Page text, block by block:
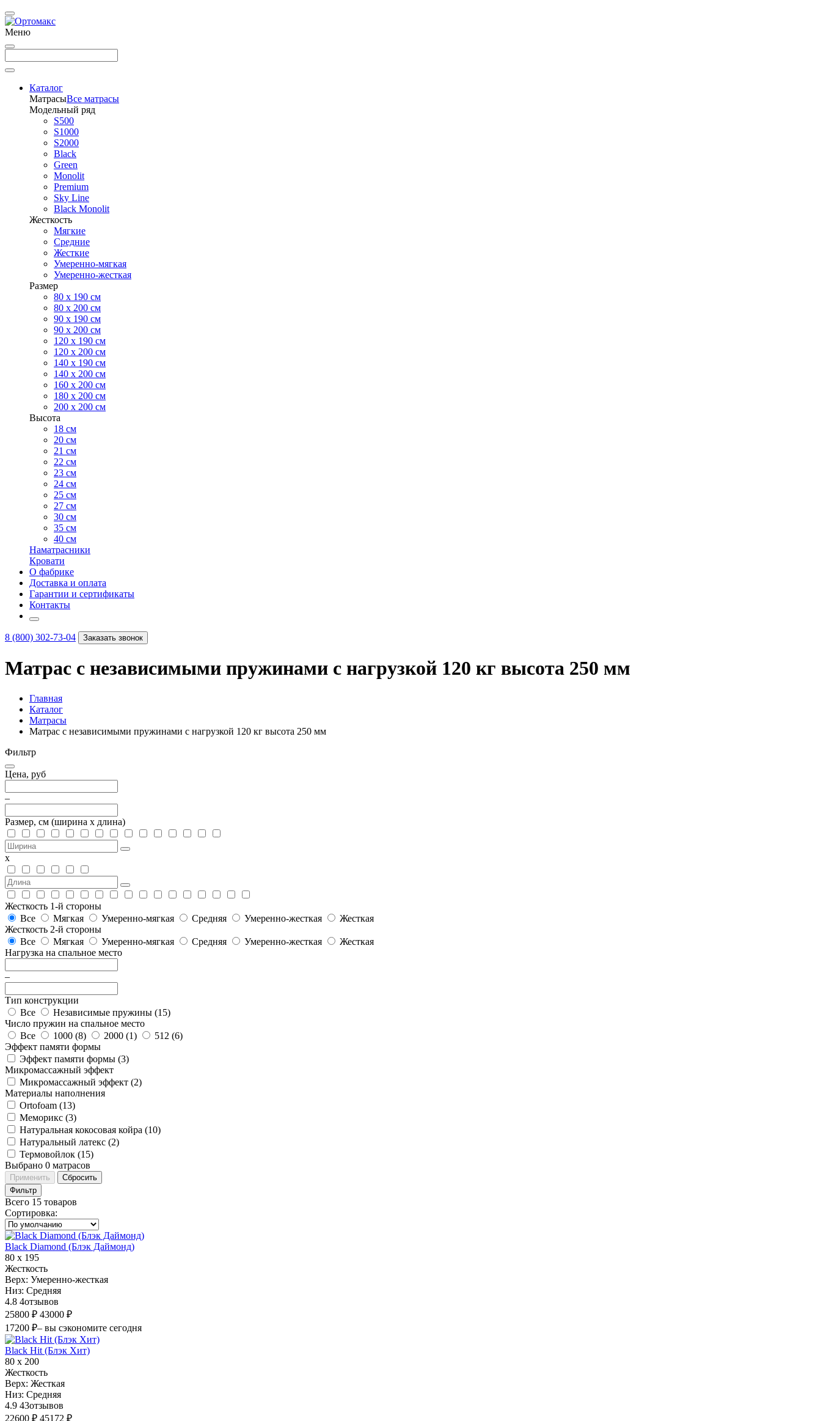
Меню
Каталог
МатрасыВсе матрасы
Модельный ряд
S500
S1000
S2000
Black
Green
Monolit
Premium
Sky Line
Black Monolit
Жесткость
Мягкие
Средние
Жесткие
Умеренно-мягкая
Умеренно-жесткая
Размер
80 х 190 см
80 х 200 см
90 х 190 см
90 х 200 см
120 х 190 см
120 х 200 см
140 х 190 см
140 х 200 см
160 х 200 см
180 х 200 см
200 х 200 см
Высота
18 см
20 см
21 см
22 см
23 см
24 см
25 см
27 см
30 см
35 см
40 см
Наматрасники
Кровати
О фабрике
Доставка и оплата
Гарантии и сертификаты
Контакты
8 (800) 302-73-04 Заказать звонок
Матрас с независимыми пружинами с нагрузкой 120 кг высота 250 мм
Главная
Каталог
Матрасы
Матрас с независимыми пружинами с нагрузкой 120 кг высота 250 мм
Фильтр
Цена, руб
–
Размер, см (ширина х длина)
х
Жесткость 1-й стороны
Все
Мягкая Умеренно-мягкая Средняя Умеренно-жесткая
Жесткая
Жесткость 2-й стороны
Все
Мягкая Умеренно-мягкая Средняя Умеренно-жесткая
Жесткая
Нагрузка на спальное место
–
Тип конструкции
Все
Независимые пружины (15)
Число пружин на спальное место
Все
1000 (8) 2000 (1) 512 (6)
Эффект памяти формы
Эффект памяти формы (3)
Микромассажный эффект
Микромассажный эффект (2)
Материалы наполнения
Ortofoam (13)
Меморикс (3)
Натуральная кокосовая койра (10)
Натуральный латекс (2)
Термовойлок (15)
Выбрано 0 матрасов
Применить
Сбросить
Фильтр
Всего 15 товаров
Сортировка:
Black Diamond (Блэк Даймонд)
80 х 195
Жесткость
Верх: Умеренно-жесткая
Низ: Средняя
4.8 4отзывов
25800 ₽ 43000 ₽
17200 ₽– вы сэкономите сегодня
Black Hit (Блэк Хит)
80 х 200
Жесткость
Верх: Жесткая
Низ: Средняя
4.9 43отзывов
22600 ₽ 45172 ₽